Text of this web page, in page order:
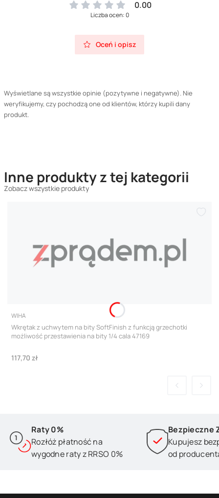
0.00
Liczba ocen: 0
Oceń i opisz
Wyświetlane są wszystkie opinie (pozytywne i negatywne). Nie
weryfikujemy, czy pochodzą one od klientów, którzy kupili dany
produkt.
Inne produkty z tej kategorii
Zobacz wszystkie produkty
PRODUCENT
WIHA
Wkrętak z uchwytem na bity SoftFinish z funkcją grzechotki
możliwość przestawienia na bity 1/4 cala 47169
Cena
117,70 zł
Raty 0%
Rozłóż płatność na
wygodne raty z RRSO 0%
Bezpieczne
Kupujesz
od